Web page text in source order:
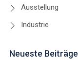
Ausstellung
Industrie
Neueste Beiträge